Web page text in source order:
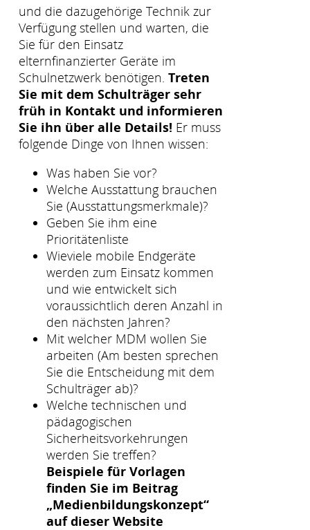
und die dazugehörige Technik zur
Verfügung stellen und warten, die
Sie für den Einsatz
elternfinanzierter Geräte im
Schulnetzwerk benötigen. Treten
Sie mit dem Schulträger sehr
früh in Kontakt und informieren
Sie ihn über alle Details! Er muss
folgende Dinge von Ihnen wissen:
Was haben Sie vor?
Welche Ausstattung brauchen
Sie (Ausstattungsmerkmale)?
Geben Sie ihm eine
Prioritätenliste
Wieviele mobile Endgeräte
werden zum Einsatz kommen
und wie entwickelt sich
voraussichtlich deren Anzahl in
den nächsten Jahren?
Mit welcher MDM wollen Sie
arbeiten (Am besten sprechen
Sie die Entscheidung mit dem
Schulträger ab)?
Welche technischen und
pädagogischen
Sicherheitsvorkehrungen
werden Sie treffen?
Beispiele für Vorlagen
finden Sie im Beitrag
„Medienbildungskonzept“
auf dieser Website